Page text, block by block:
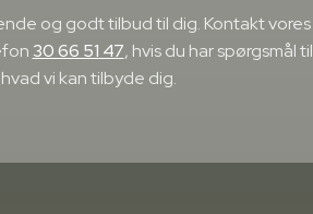
og godt tilbud til dig. Kontakt vores
30 66 51 47, hvis du har spørgsmål til
vi kan tilbyde dig.